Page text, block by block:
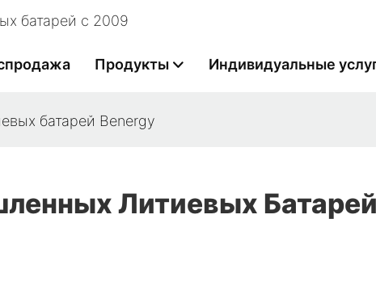
батарей с 2009
Продукты Индивидуальные
батарей Benergy
Литиевых Батарей